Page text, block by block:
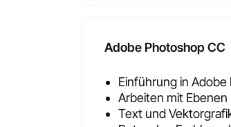
Adobe Photoshop CC
Einführung in
Arbeiten mit Ebenen
Text und